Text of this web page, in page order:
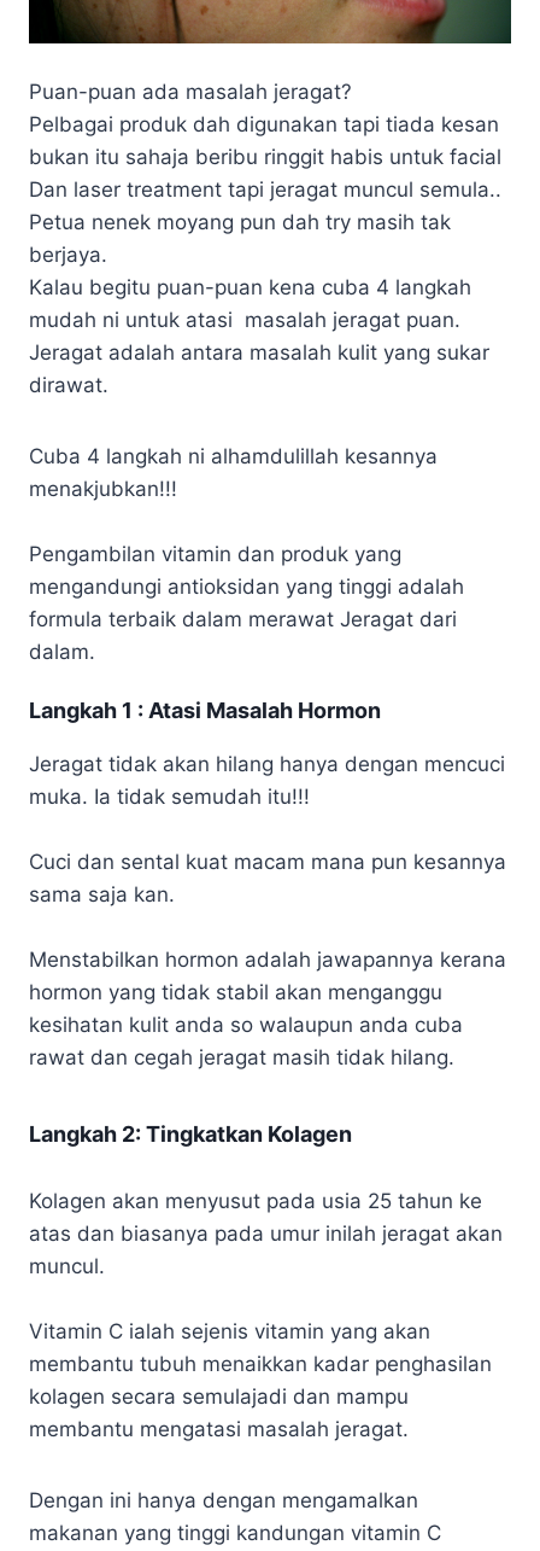
Puan-puan ada masalah jeragat?
Pelbagai produk dah digunakan tapi tiada kesan
bukan itu sahaja beribu ringgit habis untuk facial
Dan laser treatment tapi jeragat muncul semula..
Petua nenek moyang pun dah try masih tak
berjaya.
Kalau begitu puan-puan kena cuba 4 langkah
mudah ni untuk atasi masalah jeragat puan.
Jeragat adalah antara masalah kulit yang sukar
dirawat.
Cuba 4 langkah ni alhamdulillah kesannya
menakjubkan!!!
Pengambilan vitamin dan produk yang
mengandungi antioksidan yang tinggi adalah
formula terbaik dalam merawat Jeragat dari
dalam.
Langkah 1 : Atasi Masalah Hormon
Jeragat tidak akan hilang hanya dengan mencuci
muka. Ia tidak semudah itu!!!
Cuci dan sental kuat macam mana pun kesannya
sama saja kan.
Menstabilkan hormon adalah jawapannya kerana
hormon yang tidak stabil akan menganggu
kesihatan kulit anda so walaupun anda cuba
rawat dan cegah jeragat masih tidak hilang.
Langkah 2: Tingkatkan Kolagen
Kolagen akan menyusut pada usia 25 tahun ke
atas dan biasanya pada umur inilah jeragat akan
muncul.
Vitamin C ialah sejenis vitamin yang akan
membantu tubuh menaikkan kadar penghasilan
kolagen secara semulajadi dan mampu
membantu mengatasi masalah jeragat.
Dengan ini hanya dengan mengamalkan
makanan yang tinggi kandungan vitamin C